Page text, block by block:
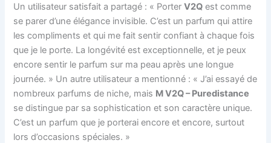
Un utilisateur satisfait a partagé : « PorterV2Q est comme
se parer d’une élégance invisible. C’est un parfum qui attire
les compliments et qui me fait sentir confiant à chaque fois
que je le porte. La longévité est exceptionnelle, et je peux
encore sentir le parfum sur ma peau après une longue
journée. » Un autre utilisateur a mentionné : « J’ai essayé de
nombreux parfums de niche, mais M V2Q – Puredistance
se distingue par sa sophistication et son caractère unique.
C’est un parfum que je porterai encore et encore, surtout
lors d’occasions spéciales. »